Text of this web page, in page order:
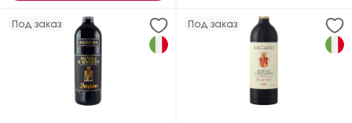
Под заказ Под заказ